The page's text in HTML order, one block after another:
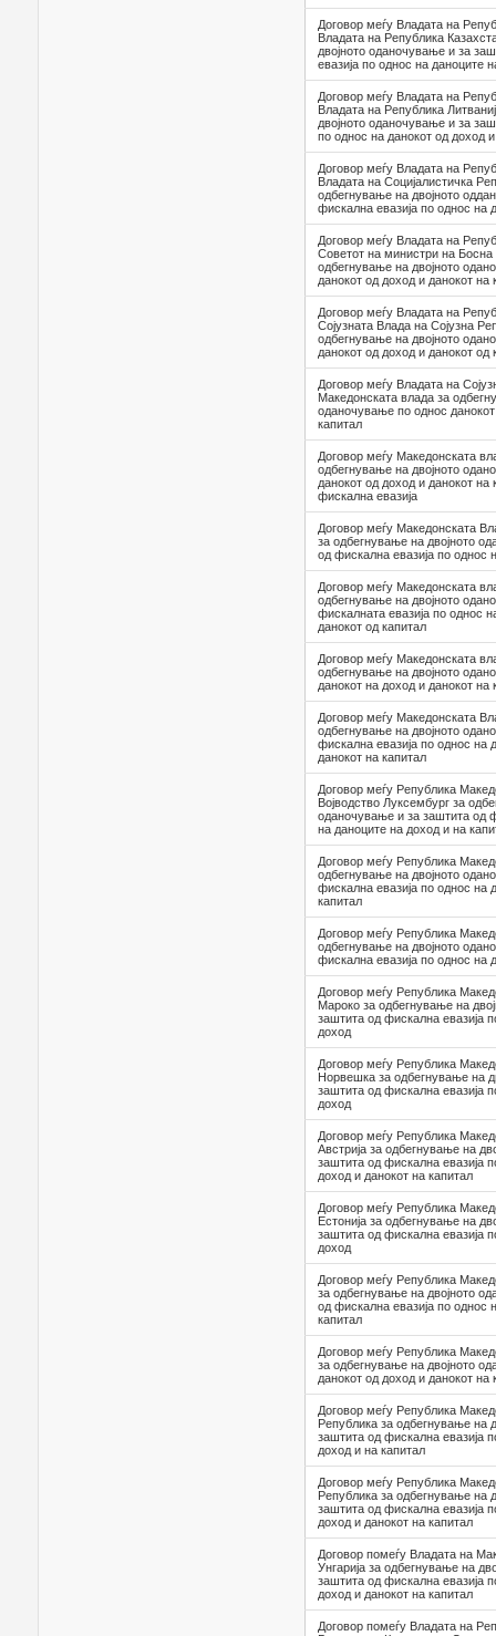
Договор меѓу Владата на
Владата на Република
двојното оданочување и за
евазија по однос на даноците
Договор меѓу Владата на
Владата на Република
двојното оданочување и за
по однос на данокот од доход
Договор меѓу Владата на
Владата на Социјалистичка
одбегнување на двојното
фискална евазија по однос на
Договор меѓу Владата на
Советот на министри на Босна
одбегнување на двојното
данокот од доход и данокот на
Договор меѓу Владата на
Сојузната Влада на Сојузна
одбегнување на двојното
данокот од доход и данокот од
Договор меѓу Владата на
Македонската влада за
оданочување по однос
капитал
Договор меѓу Македонската
одбегнување на двојното
данокот од доход и данокот на
фискална евазија
Договор меѓу Македонската
за одбегнување на двојното
од фискална евазија по однос
Договор меѓу Македонската
одбегнување на двојното
фискалната евазија по однос
данокот од капитал
Договор меѓу Македонската
одбегнување на двојното
данокот на доход и данокот на
Договор меѓу Македонската
одбегнување на двојното
фискална евазијa по однос на
данокот на капитал
Договор меѓу Република
Војводство Луксембург за
оданочување и за заштита од
на даноците на доход и на
Договор меѓу Република
одбегнување на двојното
фискална евазија по однос на
капитал
Договор меѓу Република
одбегнување на двојното
фискална евазија по однос на
Договор меѓу Република
Мароко за одбегнување на
заштита од фискална евазија
доход
Договор меѓу Република
Норвешка за одбегнување на
заштита од фискална евазија
доход
Договор меѓу Република
Австрија за одбегнување на
заштита од фискална евазија
доход и данокот на капитал
Договор меѓу Република
Естонија за одбегнување на
заштита од фискална евазија
доход
Договор меѓу Република
за одбегнување на двојното
од фискална евазија по однос
капитал
Договор меѓу Република
за одбегнување на двојното
данокот од доход и данокот на
Договор меѓу Република
Република за одбегнување на
заштита од фискална евазија
доход и на капитал
Договор меѓу Република
Република за одбегнување на
заштита од фискална евазија
доход и данокот на капитал
Договор помеѓу Владата на
Унгарија за одбегнување на
заштита од фискална евазија
доход и данокот на капитал
Договор помеѓу Владата на